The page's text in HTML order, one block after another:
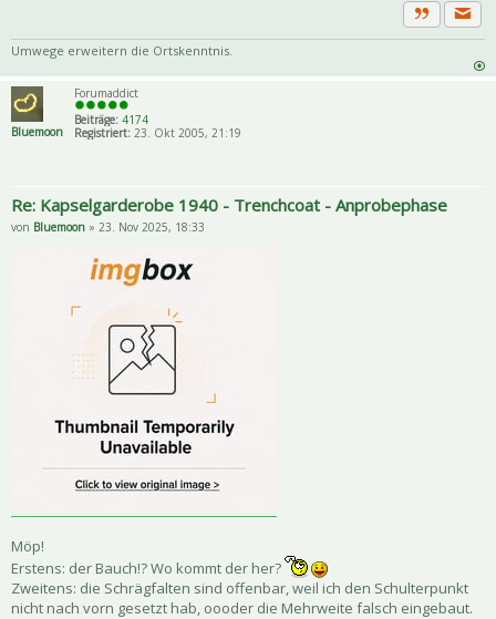
Zitat
Umwege erweitern die Ortskenntnis.
Bluemoon
Forumaddict
Beiträge: 4174
Registriert: 23. Okt 2005, 21:19
Re: Kapselgarderobe 1940 - Trenchcoat - Anprobephase
von Bluemoon » 23. Nov 2025, 18:33
Möp!
Erstens: der Bauch!? Wo kommt der her?
Zweitens: die Schrägfalten sind offenbar, weil ich den Schulterpunkt
nicht nach vorn gesetzt hab, oooder die Mehrweite falsch eingebaut.